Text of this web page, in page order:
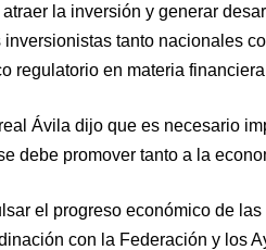
atraer la inversión y generar
inversionistas tanto nacionales
regulatorio en materia
Ávila dijo que es necesario
debe promover tanto a la
el progreso económico de
con la Federación y los